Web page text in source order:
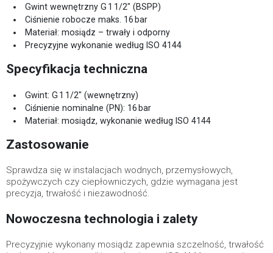
Gwint wewnętrzny G 1 1/2" (BSPP)
Ciśnienie robocze maks. 16 bar
Materiał: mosiądz – trwały i odporny
Precyzyjne wykonanie według ISO 4144
Specyfikacja techniczna
Gwint: G 1 1/2" (wewnętrzny)
Ciśnienie nominalne (PN): 16 bar
Materiał: mosiądz, wykonanie według ISO 4144
Zastosowanie
Sprawdza się w instalacjach wodnych, przemysłowych,
spożywczych czy ciepłowniczych, gdzie wymagana jest
precyzja, trwałość i niezawodność.
Nowoczesna technologia i zalety
Precyzyjnie wykonany mosiądz zapewnia szczelność, trwałość